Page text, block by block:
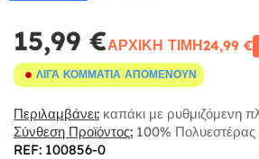
15,99 €ΑΡΧΙΚΉ ΤΙΜΉ24,99 €
ΛΊΓΑ ΚΟΜΜΆΤΙΑ ΑΠΟΜΈΝΟΥΝ
Περιλαμβάνει: καπάκι με ρυθμιζόμενη
Σύνθεση Προϊόντος: 100% Πολυεστέρας
REF: 100856-0